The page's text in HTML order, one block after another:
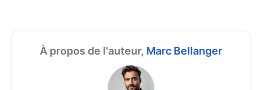
À propos de l'auteur, Marc Bellanger